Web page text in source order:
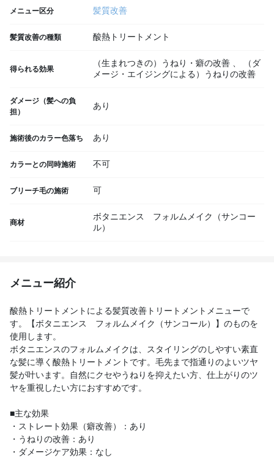
メニュー区分 髪質改善
髪質改善の種類 酸熱トリートメント
得られる効果
（生まれつきの）うねり・癖の改善 、
（ダ
メージ・エイジングによる）うねりの改善
ダメージ（髪への負
担）
あり
施術後のカラー色落ち あり
カラーとの同時施術 不可
ブリーチ毛の施術 可
商材
ボタニエンス フォルムメイク（サンコー
ル）
メニュー紹介
酸熱トリートメントによる髪質改善トリートメントメニューで
す。【ボタニエンス フォルムメイク（サンコール）】のものを
使用します。
ボタニエンスのフォルムメイクは、スタイリングのしやすい素直
な髪に導く酸熱トリートメントです。毛先まで指通りのよいツヤ
髪が叶います。自然にクセやうねりを抑えたい方、仕上がりのツ
ヤを重視したい方におすすめです。
■主な効果
・ストレート効果（癖改善）：あり
・うねりの改善：あり
・ダメージケア効果：なし